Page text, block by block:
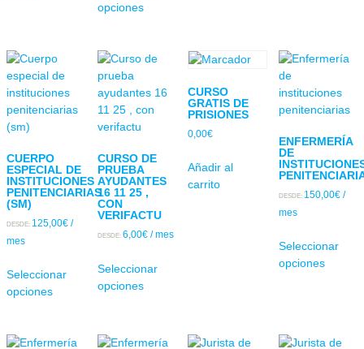
opciones
CUERPO
ESPECIAL DE
INSTITUCIONES
PENITENCIARIAS
(SM)
DESDE: 125,00€ /
mes
Seleccionar
opciones
CURSO DE
PRUEBA
AYUDANTES
16 11 25 ,
CON
VERIFACTU
DESDE: 6,00€ / mes
Seleccionar
opciones
CURSO
GRATIS DE
PRISIONES
0,00€
Añadir al
carrito
ENFERMERÍA
DE
DESDE: 150,00€ /
mes
Seleccionar
opciones